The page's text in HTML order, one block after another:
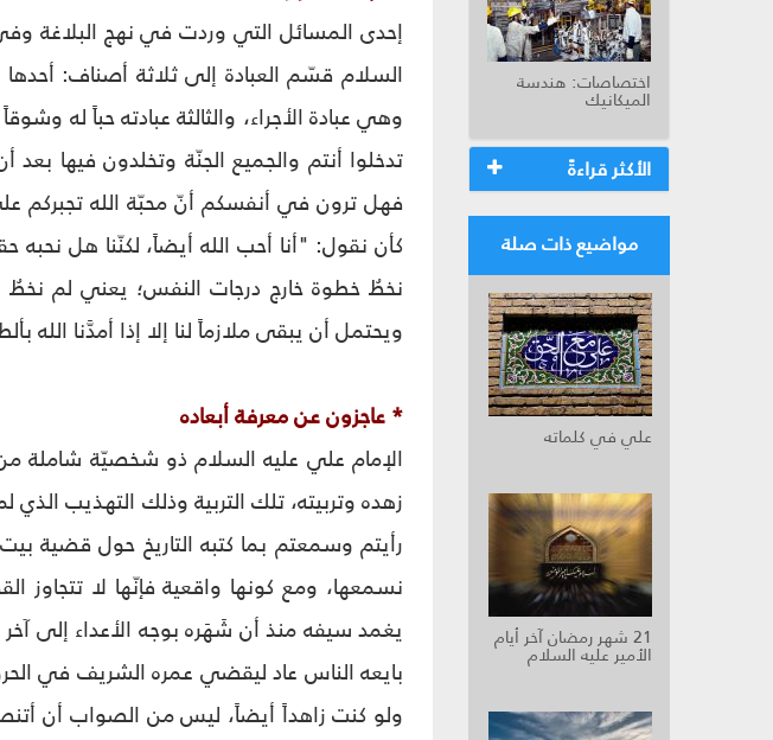
اختصاصات: هندسة
الميكانيك
الأكثر قراءةً
مواضيع ذات صلة
علي في كلماته
21 شهر رمضان آخر أيام
الأمير عليه السلام
إحدى المسائل التي وردت في نهج البلاغة وفي
السلام قسّم العبادة إلى ثلاثة أصناف: أحدها
وهي عبادة الأجراء، والثالثة عبادته حباً له
تدخلوا أنتم والجميع الجنّة وتخلدون فيها
فهل ترون في أنفسكم أنّ محبّة الله تجبركم
كأن نقول: "أنا أحب الله أيضاً، لكنّنا هل نحبه
نخطُ خطوة خارج درجات النفس؛ يعني لم نخطُ
ويحتمل أن يبقى ملازماً لنا إلا إذا أمدَّنا الله
* عاجزون عن معرفة أبعاده
الإمام علي عليه السلام ذو شخصيّة شاملة من
زهده وتربيته، تلك التربية وذلك التهذيب
رأيتم وسمعتم بما كتبه التاريخ حول قضية
نسمعها، ومع كونها واقعية فإنّها لا تتجاوز
يغمد سيفه منذ أن شَهَره بوجه الأعداء إلى
بايعه الناس عاد ليقضي عمره الشريف في
ولو كنت زاهداً أيضاً، ليس من الصواب أن